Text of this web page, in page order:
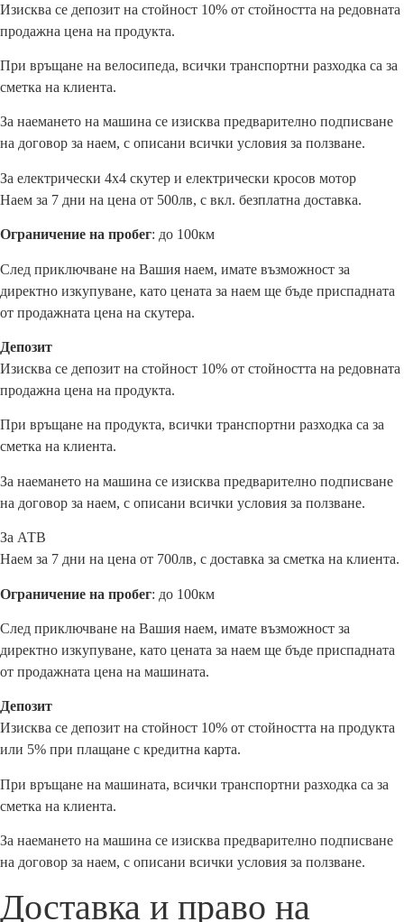
Изисква се депозит на стойност 10% от стойността на редовната
продажна цена на продукта.
При връщане на велосипеда, всички транспортни разходка са за
сметка на клиента.
За наемането на машина се изисква предварително подписване
на договор за наем, с описани всички условия за ползване.
За електрически 4х4 скутер и електрически кросов мотор
Наем за 7 дни на цена от 500лв, с вкл. безплатна доставка.
Ограничение на пробег: до 100км
След приключване на Вашия наем, имате възможност за
директно изкупуване, като цената за наем ще бъде приспадната
от продажната цена на скутера.
Депозит
Изисква се депозит на стойност 10% от стойността на редовната
продажна цена на продукта.
При връщане на продукта, всички транспортни разходка са за
сметка на клиента.
За наемането на машина се изисква предварително подписване
на договор за наем, с описани всички условия за ползване.
За АТВ
Наем за 7 дни на цена от 700лв, с доставка за сметка на клиента.
Ограничение на пробег: до 100км
След приключване на Вашия наем, имате възможност за
директно изкупуване, като цената за наем ще бъде приспадната
от продажната цена на машината.
Депозит
Изисква се депозит на стойност 10% от стойността на продукта
или 5% при плащане с кредитна карта.
При връщане на машината, всички транспортни разходка са за
сметка на клиента.
За наемането на машина се изисква предварително подписване
на договор за наем, с описани всички условия за ползване.
Доставка и право на